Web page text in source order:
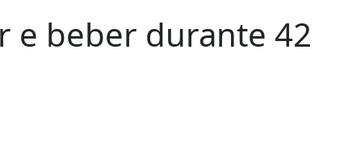
e beber durante 42